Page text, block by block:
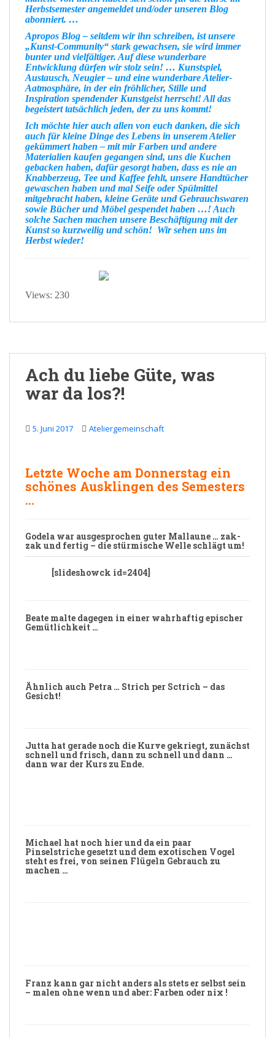
Herbstsemester angemeldet und/oder unseren Blog
abonniert. …
Apropos Blog – seitdem wir ihn schreiben, ist unsere
„Kunst-Community“ stark gewachsen, sie wird immer
bunter und vielfältiger. Auf diese wunderbare
Entwicklung dürfen wir stolz sein! … Kunstspiel,
Austausch, Neugier – und eine wunderbare Atelier-
Aatmosphäre, in der ein fröhlicher, Stille und
Inspiration spendender Kunstgeistherrscht! All das
begeistert tatsächlich jeden, der zu uns kommt!
Ich möchte hier auch allen von euch danken, die sich
auch fürkleine Dinge des Lebens in unserem Atelier
gekümmert haben – mit mir Farben und andere
Materialien kaufen gegangen sind, uns die Kuchen
gebacken haben, dafür gesorgt haben, dass es nie an
Knabberzeug, Tee und Kaffee fehlt, unsere Handtücher
gewaschen haben und mal Seife oder Spülmittel
mitgebracht haben, kleine Geräte und Gebrauchswaren
sowie Bücher und Möbel gespendet haben …! Auch
solche Sachen machen unsere Beschäftigung mit der
Kunstso kurzweilig undschön! Wir sehen uns im
Herbst wieder!
Views: 230
Ach du liebe Güte, was
war da los?!
5. Juni 2017 Ateliergemeinschaft
Letzte Woche am Donnerstag ein
schönes Ausklingen des Semesters
…
Godela war ausgesprochen guter Mallaune … zak-
zak und fertig – die stürmische Welle schlägt um!
[slideshowck id=2404]
Beate malte dagegen in einer wahrhaftigepischer
Gemütlichkeit …
Ähnlich auch Petra … Strich per Sctrich – das
Gesicht!
Jutta hat gerade noch die Kurve gekriegt, zunächst
schnell und frisch, dann zu schnell und dann …
dann war der Kurs zu Ende.
Michael hat noch hier und da ein paar
Pinselstriche gesetzt und dem exotischen Vogel
steht es frei, von seinen Flügeln Gebrauch zu
machen …
Franz kann gar nicht anders als stets er selbst sein
– malen ohne wenn und aber: Farben oder nix !